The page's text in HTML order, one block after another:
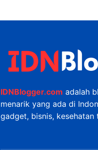
IDNBlogger.com adalah
menarik yang ada di
gadget, bisnis, kesehatan